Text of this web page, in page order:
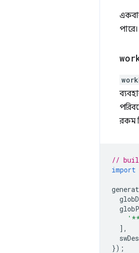
রকম
//
import
],
});